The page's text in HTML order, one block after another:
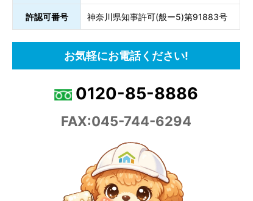
許認可番号 神奈川県知事許可(般ー5)第91883号
お気軽にお電話ください!
0120-85-8886
FAX:045-744-6294